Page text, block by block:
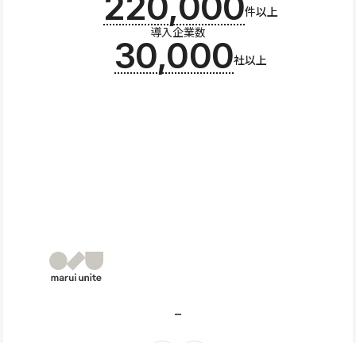
件以上
導入企業数
30,000社以上